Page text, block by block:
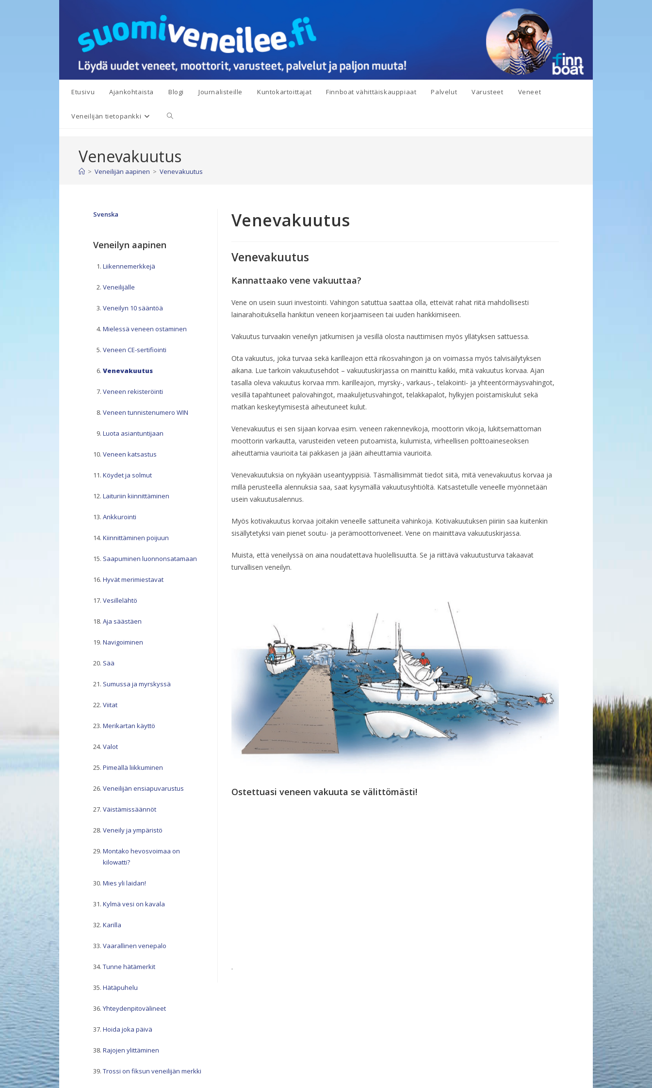
Etusivu Ajankohtaista Blogi Journalisteille Kuntokartoittajat Finnboat vähittäiskauppiaat Palvelut Varusteet Veneet
Veneilijän tietopankki Toggle
search
Venevakuutus
> Veneilijän aapinen > Venevakuutus
Svenska
Veneilyn aapinen
Liikennemerkkejä
Veneilijälle
Veneilyn 10 sääntöä
Mielessä veneen ostaminen
Veneen CE-sertifiointi
Venevakuutus
Veneen rekisteröinti
Veneen tunnistenumero WIN
Luota asiantuntijaan
Veneen katsastus
Köydet ja solmut
Laituriin kiinnittäminen
Ankkurointi
Kiinnittäminen poijuun
Saapuminen luonnonsatamaan
Hyvät merimiestavat
Vesillelähtö
Aja säästäen
Navigoiminen
Sää
Sumussa ja myrskyssä
Viitat
Merikartan käyttö
Valot
Pimeällä liikkuminen
Veneilijän ensiapuvarustus
Väistämissäännöt
Veneily ja ympäristö
Montako hevosvoimaa on
kilowatti?
Mies yli laidan!
Kylmä vesi on kavala
Karilla
Vaarallinen venepalo
Tunne hätämerkit
Hätäpuhelu
Yhteydenpitovälineet
Hoida joka päivä
Rajojen ylittäminen
Trossi on fiksun veneilijän merkki
Venevakuutus
Venevakuutus
Kannattaako vene vakuuttaa?
Vene on usein suuri investointi. Vahingon satuttua saattaa olla, etteivät rahat riitä mahdollisesti
lainarahoituksella hankitun veneen korjaamiseen tai uuden hankkimiseen.
Vakuutus turvaakin veneilyn jatkumisen ja vesillä olosta nauttimisen myös yllätyksen sattuessa.
Ota vakuutus, joka turvaa sekä karilleajon että rikosvahingon ja on voimassa myös talvisäilytyksen
aikana. Lue tarkoin vakuutusehdot – vakuutuskirjassa on mainittu kaikki, mitä vakuutus korvaa. Ajan
tasalla oleva vakuutus korvaa mm. karilleajon, myrsky-, varkaus-, telakointi- ja yhteentörmäysvahingot,
vesillä tapahtuneet palovahingot, maakuljetusvahingot, telakkapalot, hylkyjen poistamiskulut sekä
matkan keskeytymisestä aiheutuneet kulut.
Venevakuutus ei sen sijaan korvaa esim. veneen rakennevikoja, moottorin vikoja, lukitsemattoman
moottorin varkautta, varusteiden veteen putoamista, kulumista, virheellisen polttoaineseoksen
aiheuttamia vaurioita tai pakkasen ja jään aiheuttamia vaurioita.
Venevakuutuksia on nykyään useantyyppisiä. Täsmällisimmät tiedot siitä, mitä venevakuutus korvaa ja
millä perusteella alennuksia saa, saat kysymällä vakuutusyhtiöltä. Katsastetulle veneelle myönnetään
usein vakuutusalennus.
Myös kotivakuutus korvaa joitakin veneelle sattuneita vahinkoja. Kotivakuutuksen piiriin saa kuitenkin
sisällytetyksi vain pienet soutu- ja perämoottoriveneet. Vene on mainittava vakuutuskirjassa.
Muista, että veneilyssä on aina noudatettava huolellisuutta. Se ja riittävä vakuutusturva takaavat
turvallisen veneilyn.
Ostettuasi veneen vakuuta se välittömästi!
.